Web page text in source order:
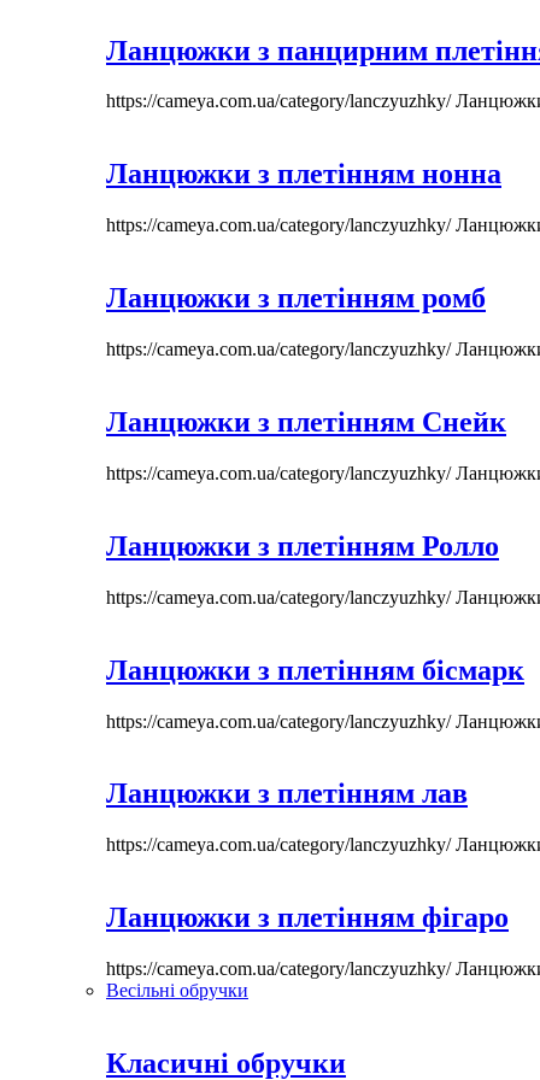
Ланцюжки з панцирним
https://cameya.com.ua/category/lanczyuzhky/
Ланцюжки з плетінням нонна
https://cameya.com.ua/category/lanczyuzhky/
Ланцюжки з плетінням ромб
https://cameya.com.ua/category/lanczyuzhky/
Ланцюжки з плетінням Снейк
https://cameya.com.ua/category/lanczyuzhky/
Ланцюжки з плетінням Ролло
https://cameya.com.ua/category/lanczyuzhky/
Ланцюжки з плетінням бісмарк
https://cameya.com.ua/category/lanczyuzhky/
Ланцюжки з плетінням лав
https://cameya.com.ua/category/lanczyuzhky/
Ланцюжки з плетінням фігаро
https://cameya.com.ua/category/lanczyuzhky/
Весільні обручки
Класичні обручки